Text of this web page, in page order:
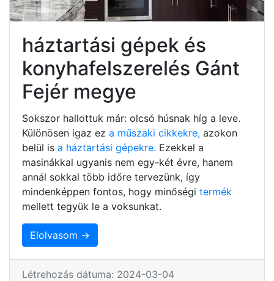
háztartási gépek és
konyhafelszerelés Gánt
Fejér megye
Sokszor hallottuk már: olcsó húsnak híg a leve.
Különösen igaz ez a műszaki cikkekre, azokon
belül is a háztartási gépekre. Ezekkel a
masinákkal ugyanis nem egy-két évre, hanem
annál sokkal több időre tervezünk, így
mindenképpen fontos, hogy minőségi termék
mellett tegyük le a voksunkat.
Elolvasom →
Létrehozás dátuma: 2024-03-04